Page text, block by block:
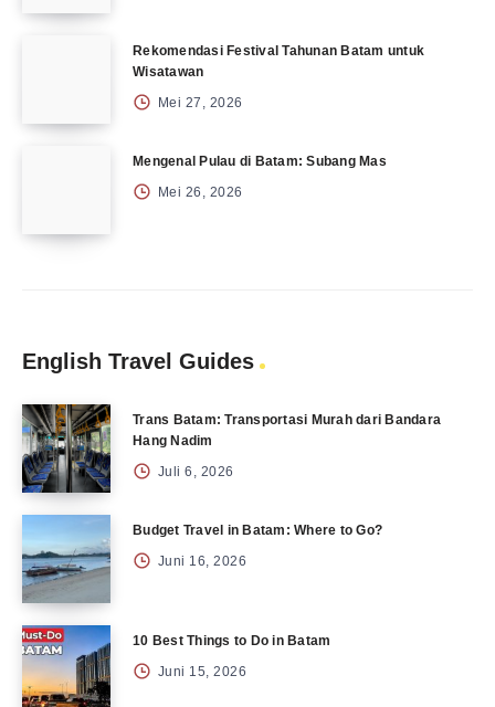
Rekomendasi Festival Tahunan Batam untuk
Wisatawan
Mei 27, 2026
Mengenal Pulau di Batam: Subang Mas
Mei 26, 2026
English Travel Guides
Trans Batam: Transportasi Murah dari Bandara
Hang Nadim
Juli 6, 2026
Budget Travel in Batam: Where to Go?
Juni 16, 2026
10 Best Things to Do in Batam
Juni 15, 2026